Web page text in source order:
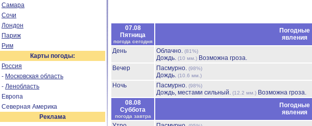
Самара
Сочи
Лондон
Париж
Рим
Карты погоды:
Россия
- Московская область
- Ленобласть
Европа
Северная Америка
Реклама
07.08
Пятница
погода сегодня
Погодные
явления
День Облачно. (81%)
Дождь. (10 мм.) Возможна гроза.
Вечер
Пасмурно. (98%)
Дождь. (10.6 мм.)
Ночь
Пасмурно. (98%)
Дождь, местами сильный. (12.2 мм.) Возможна гроза.
08.08
Суббота
погода завтра
Погодные
явления